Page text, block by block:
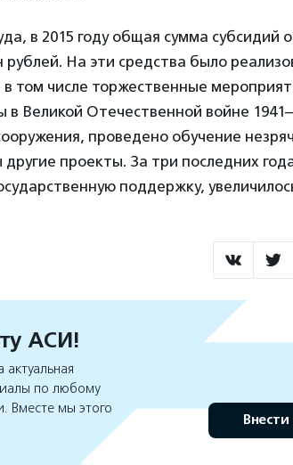
в 2015 году общая сумма субсидий
рублей. На эти средства было
том числе торжественные
Великой Отечественной войне
проведено обучение
другие проекты. За три последних
поддержку,
АСИ!
по любому
Вместе мы этого
Внести